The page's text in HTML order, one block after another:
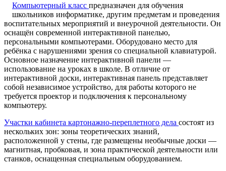
Компьютерный класс предназначен для обучения
школьников информатике, другим предметам и проведения
воспитательных мероприятий и внеурочной деятельности. Он
оснащён современной интерактивной панелью,
персональными компьютерами. Оборудовано место для
ребёнка с нарушениями зрения со специальной клавиатурой.
Основное назначение интерактивной панели —
использование на уроках в школе. В отличие от
интерактивной доски, интерактивная панель представляет
собой независимое устройство, для работы которого не
требуется проектор и подключения к персональному
компьютеру.
Участки кабинета картонажно-переплетного дела состоят из
нескольких зон: зоны теоретических знаний,
расположенной у стены, где размещены необычные доски —
магнитная, пробковая, и зона практической деятельности или
станков, оснащенная специальным оборудованием.